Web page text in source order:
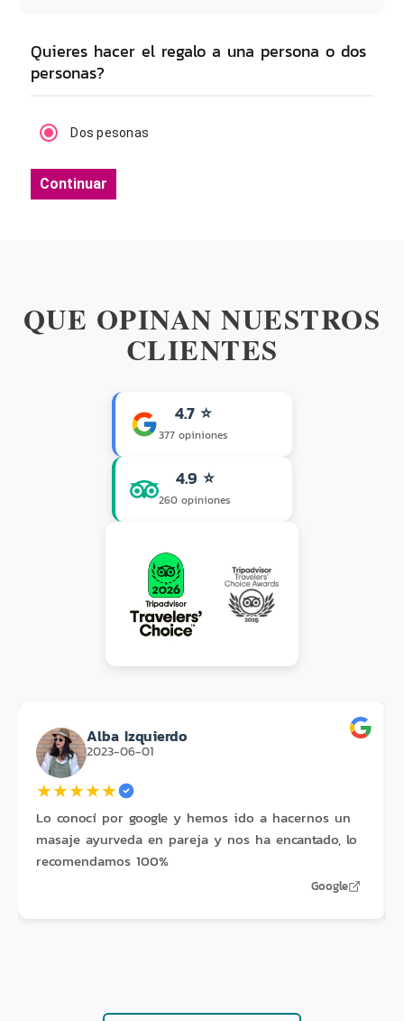
Quieres hacer el regalo a una persona o dos
personas?
Dos pesonas
Continuar
QUE OPINAN NUESTROS
CLIENTES
4.7 ⭐
377 opiniones
4.9 ⭐
260 opiniones
Alba Izquierdo
2023-06-01
★★★★★
Lo conocí por google y hemos ido a hacernos un
masaje ayurveda en pareja y nos ha encantado, lo
recomendamos 100%
Google